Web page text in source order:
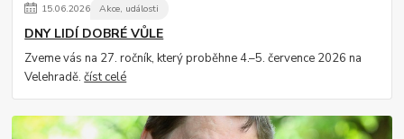
15.06.2026 Akce, události
DNY LIDÍ DOBRÉ VŮLE
Zveme vás na 27. ročník, který proběhne 4.–5. července 2026 na
Velehradě.číst celé